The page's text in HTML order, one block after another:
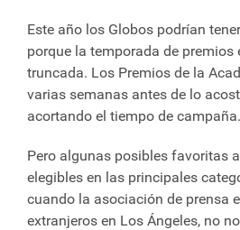
Este año los Globos podrían
porque la temporada de premios
truncada. Los Premios de la
varias semanas antes de lo
acortando el tiempo de campaña.
Pero algunas posibles favoritas
elegibles en las principales
cuando la asociación de prensa
extranjeros en Los Ángeles, no